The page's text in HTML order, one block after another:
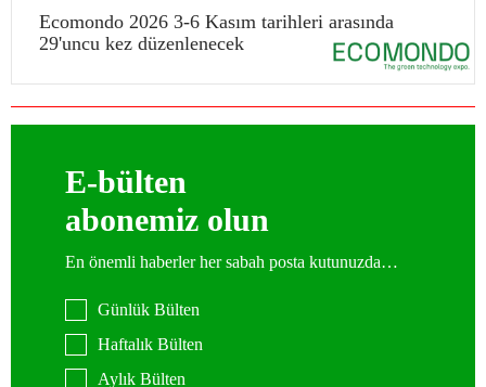
Ecomondo 2026 3-6 Kasım tarihleri arasında
29'uncu kez düzenlenecek
E-bülten
abonemiz olun
En önemli haberler her sabah posta kutunuzda…
Günlük Bülten
Haftalık Bülten
Aylık Bülten